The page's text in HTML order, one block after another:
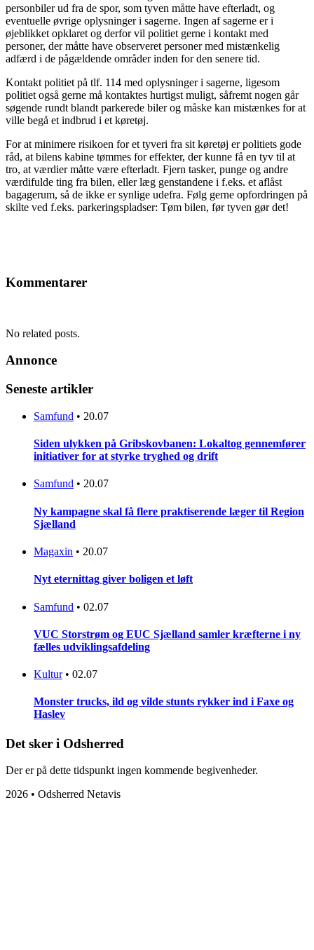
personbiler ud fra de spor, som tyven måtte have efterladt, og
eventuelle øvrige oplysninger i sagerne. Ingen af sagerne er i
øjeblikket opklaret og derfor vil politiet gerne i kontakt med
personer, der måtte have observeret personer med mistænkelig
adfærd i de pågældende områder inden for den senere tid.
Kontakt politiet på tlf. 114 med oplysninger i sagerne, ligesom
politiet også gerne må kontaktes hurtigst muligt, såfremt nogen går
søgende rundt blandt parkerede biler og måske kan mistænkes for at
ville begå et indbrud i et køretøj.
For at minimere risikoen for et tyveri fra sit køretøj er politiets gode
råd, at bilens kabine tømmes for effekter, der kunne få en tyv til at
tro, at værdier måtte være efterladt. Fjern tasker, punge og andre
værdifulde ting fra bilen, eller læg genstandene i f.eks. et aflåst
bagagerum, så de ikke er synlige udefra. Følg gerne opfordringen på
skilte ved f.eks. parkeringspladser: Tøm bilen, før tyven gør det!
Kommentarer
No related posts.
Annonce
Seneste artikler
Samfund • 20.07
Siden ulykken på Gribskovbanen: Lokaltog gennemfører
initiativer for at styrke tryghed og drift
Samfund • 20.07
Ny kampagne skal få flere praktiserende læger til Region
Sjælland
Magaxin • 20.07
Nyt eternittag giver boligen et løft
Samfund • 02.07
VUC Storstrøm og EUC Sjælland samler kræfterne i ny
fælles udviklingsafdeling
Kultur • 02.07
Monster trucks, ild og vilde stunts rykker ind i Faxe og
Haslev
Det sker i Odsherred
Der er på dette tidspunkt ingen kommende begivenheder.
2026 • Odsherred Netavis